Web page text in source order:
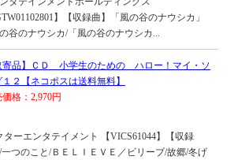
】【収録曲】「風の谷のナウシカ」
谷のナウシカ/「風の谷のナウシカ...
寄品】ＣＤ 小学生のための ハロー！マイ・ソ
１２【ネコポスは送料無料】
格：2,970円
ーエンタテイメント 【VICS61044】【収録
つのこと/ＢＥＬＩＥＶＥ／ビリーブ/故郷/冬げ